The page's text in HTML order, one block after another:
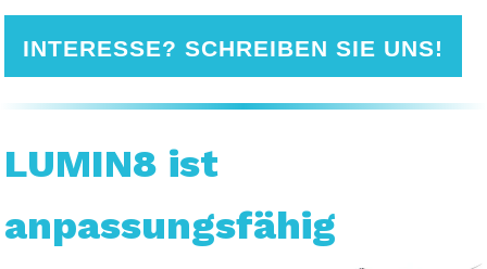
INTERESSE? SCHREIBEN SIE UNS!
LUMIN8 ist
anpassungsfähig